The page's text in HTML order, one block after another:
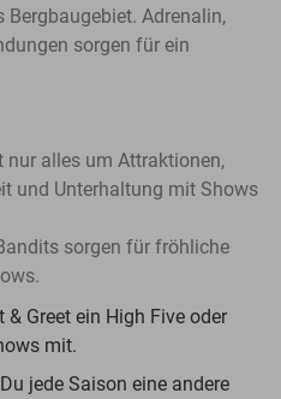
Bergbaugebiet. Adrenalin,
sorgen für ein
nur alles um Attraktionen,
und Unterhaltung mit Shows
sorgen für fröhliche
Greet ein High Five oder
mit.
jede Saison eine andere